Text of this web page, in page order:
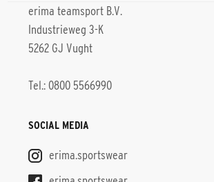
erima teamsport B.V.
Industrieweg 3-K
5262 GJ Vught
Tel.: 0800 5566990
SOCIAL MEDIA
erima.sportswear